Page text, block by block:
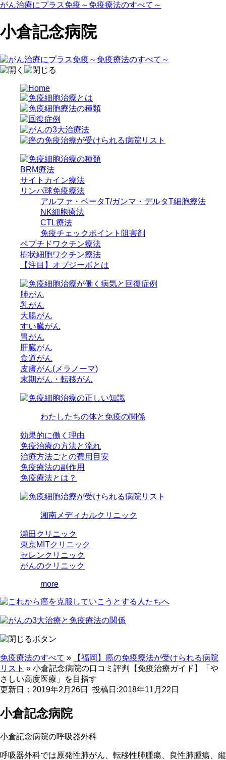
がん治療にプラス免疫～免疫療法のすべて～
小倉記念病院
BRM療法
サイトカイン療法
リンパ球免疫療法
アルファ・ベータT/ガンマ・デルタT細胞療法
NK細胞療法
CTL療法
免疫チェックポイント阻害剤
ペプチドワクチン療法
樹状細胞ワクチン療法
【注目】オプジーボとは
肺がん
乳がん
大腸がん
すい臓がん
胃がん
肝臓がん
食道がん
皮膚がん(メラノーマ)
末期がん・転移がん
わたしたちの体と免疫の関係
効果的に働く理由
免疫治療の方法と流れ
治療方法ごとの費用目安
免疫療法の副作用
免疫療法とは？
湘南メディカルクリニック
瀬田クリニック
東京MITクリニック
セレンクリニック
がんのクリニック
more
免疫療法のすべて »
【福岡】癌の免疫療法が受けられる病院
リスト » 小倉記念病院の口コミ評判【免疫治療ガイド】「や
さしい高度医療」を目指す
更新日：2019年2月26日
投稿日:2018年11月22日
小倉記念病院
小倉記念病院の呼吸器外科
呼吸器外科では原発性肺がん、転移性肺腫瘍、良性肺腫瘍、縦